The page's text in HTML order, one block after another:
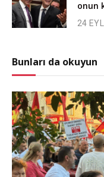
onun
24
Bunları da okuyun